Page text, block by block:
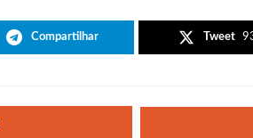
Compartilhar Tweet